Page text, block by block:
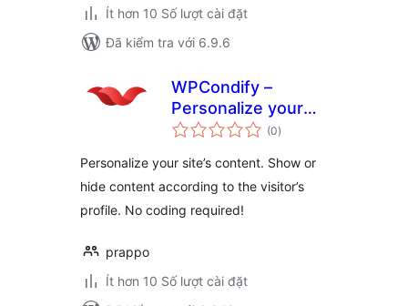
Ít hơn 10 Số lượt cài đặt
Đã kiểm tra với 6.9.6
WPCondify –
Personalize your
website contents
(0tổng
đánh
)
Personalize your site’s content. Show or
hide content according to the visitor’s
profile. No coding required!
prappo
Ít hơn 10 Số lượt cài đặt